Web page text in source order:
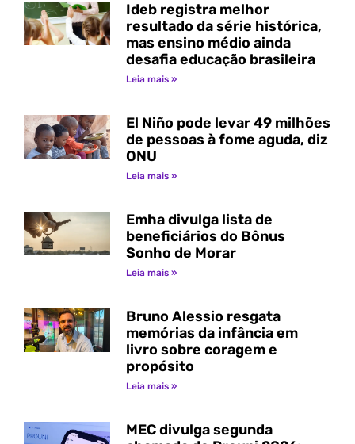
Ideb registra melhor
resultado da série histórica,
mas ensino médio ainda
desafia educação brasileira
Leia mais »
El Niño pode levar 49 milhões
de pessoas à fome aguda, diz
ONU
Leia mais »
Emha divulga lista de
beneficiários do Bônus
Sonho de Morar
Leia mais »
Bruno Alessio resgata
memórias da infância em
livro sobre coragem e
propósito
Leia mais »
MEC divulga segunda